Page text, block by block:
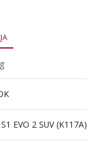
EVO 2 SUV (K117A)